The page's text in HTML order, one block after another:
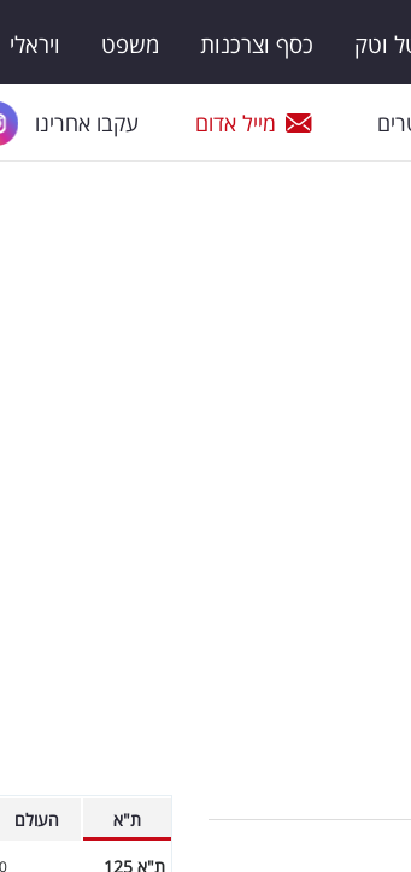
וטק כסף וצרכנות משפט ויראלי
מייל אדום עקבו אחרינו
ת"א העולם
ת"א 125